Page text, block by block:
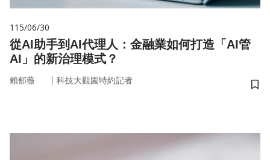
115/06/30
從AI助手到AI代理人：金融業如何打造「AI管
AI」的新治理模式？
賴郁薇 ｜ 科技大觀園特約記者
儲